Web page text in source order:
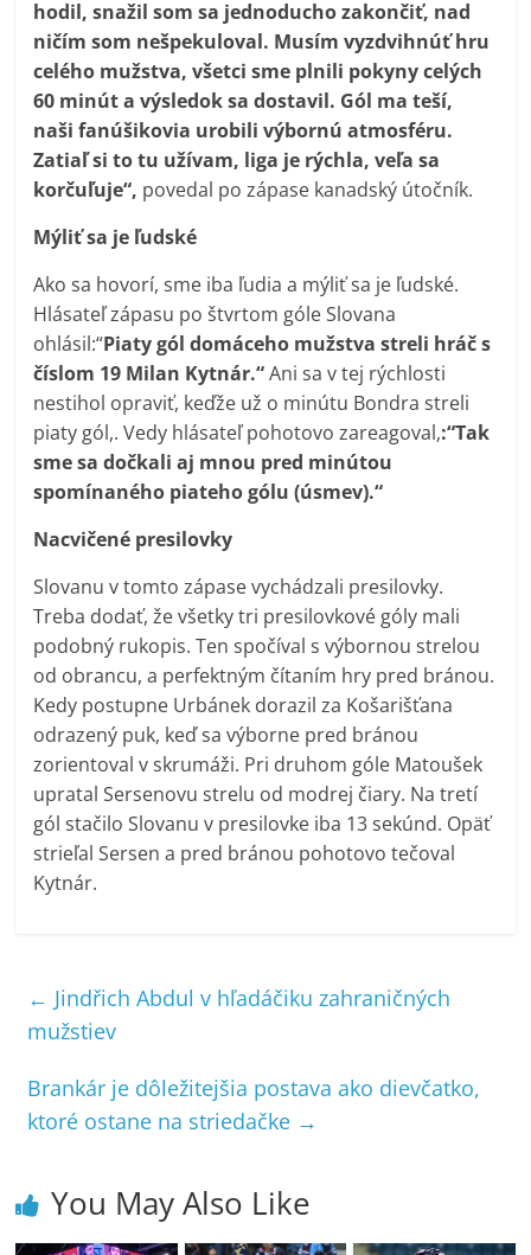
hodil, snažil som sa jednoducho zakončiť, nad
ničím som nešpekuloval. Musím vyzdvihnúť hru
celého mužstva, všetci sme plnili pokyny celých
60 minút a výsledok sa dostavil. Gól ma teší,
naši fanúšikovia urobili výbornú atmosféru.
Zatiaľ si to tu užívam, liga je rýchla, veľa sa
korčuľuje“, povedal po zápase kanadský útočník.
Mýliť sa je ľudské
Ako sa hovorí, sme iba ľudia a mýliť sa je ľudské.
Hlásateľ zápasu po štvrtom góle Slovana
ohlásil:“Piaty gól domáceho mužstva streli hráč s
číslom 19 Milan Kytnár.“Ani sa v tej rýchlosti
nestihol opraviť, keďže už o minútu Bondra streli
piaty gól,. Vedy hlásateľ pohotovo zareagoval,:“Tak
sme sa dočkali aj mnou pred minútou
spomínaného piateho gólu (úsmev).“
Nacvičené presilovky
Slovanu v tomto zápase vychádzali presilovky.
Treba dodať, že všetky tri presilovkové góly mali
podobný rukopis. Ten spočíval s výbornou strelou
od obrancu, a perfektným čítaním hry pred bránou.
Kedy postupne Urbánek dorazil za Košarišťana
odrazený puk, keď sa výborne pred bránou
zorientoval v skrumáži. Pri druhom góle Matoušek
upratal Sersenovu strelu od modrej čiary. Na tretí
gól stačilo Slovanu v presilovke iba 13 sekúnd. Opäť
strieľal Sersen a pred bránou pohotovo tečoval
Kytnár.
← Jindřich Abdul v hľadáčiku zahraničných
mužstiev
Brankár je dôležitejšia postava ako dievčatko,
ktoré ostane na striedačke →
You May Also Like